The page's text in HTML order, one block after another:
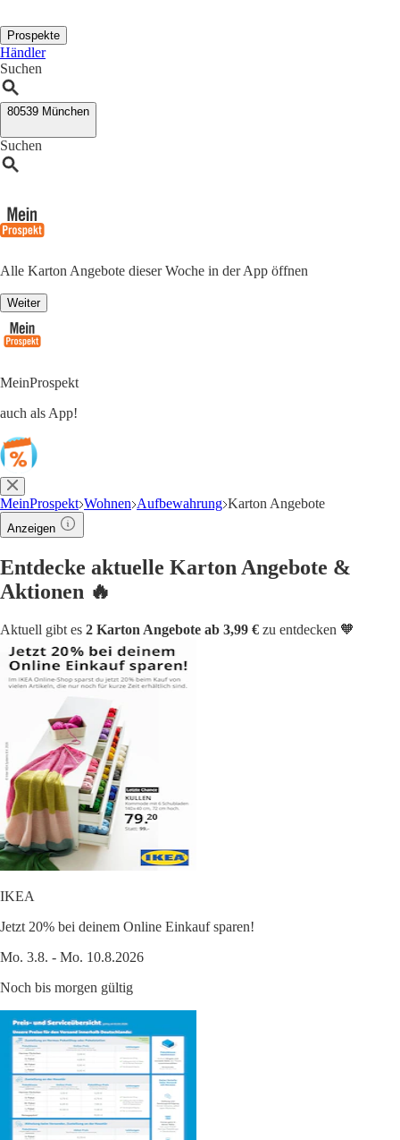
Prospekte
Händler
Suchen
80539 München
Suchen
Alle Karton Angebote dieser Woche in der App öffnen
Weiter
MeinProspekt
auch als App!
MeinProspekt Wohnen Aufbewahrung Karton Angebote
Anzeigen
Entdecke aktuelle Karton Angebote &
Aktionen 🔥
Aktuell gibt es 2 Karton Angebote ab 3,99 € zu entdecken 🧡
IKEA
Jetzt 20% bei deinem Online Einkauf sparen!
Mo. 3.8. - Mo. 10.8.2026
Noch bis morgen gültig